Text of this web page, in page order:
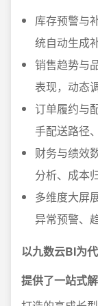
库存预警与
统自动生成
销售趋势与
表现，动态
订单履约与
手配送路径
财务与绩效
分析、成本
多维度大屏
异常预警、
以九数云BI为
提供了一站式解